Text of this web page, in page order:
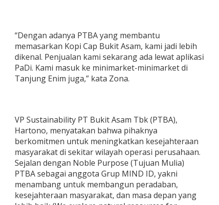
“Dengan adanya PTBA yang membantu
memasarkan Kopi Cap Bukit Asam, kami jadi lebih
dikenal. Penjualan kami sekarang ada lewat aplikasi
PaDi. Kami masuk ke minimarket-minimarket di
Tanjung Enim juga,” kata Zona.
VP Sustainability PT Bukit Asam Tbk (PTBA),
Hartono, menyatakan bahwa pihaknya
berkomitmen untuk meningkatkan kesejahteraan
masyarakat di sekitar wilayah operasi perusahaan.
Sejalan dengan Noble Purpose (Tujuan Mulia)
PTBA sebagai anggota Grup MIND ID, yakni
menambang untuk membangun peradaban,
kesejahteraan masyarakat, dan masa depan yang